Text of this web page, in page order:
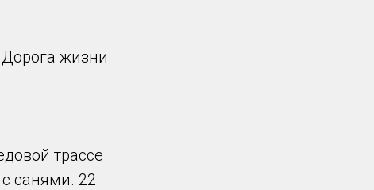
жизни
трассе
санями. 22